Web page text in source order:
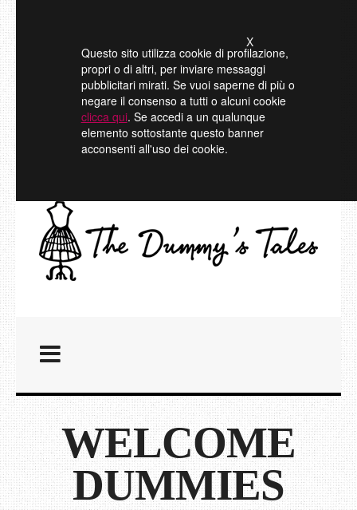
Questo sito utilizza cookie di profilazione,
propri o di altri, per inviare messaggi
pubblicitari mirati. Se vuoi saperne di più o
negare il consenso a tutti o alcuni cookie
clicca qui. Se accedi a un qualunque
elemento sottostante questo banner
acconsenti all'uso dei cookie.
X
WELCOME
DUMMIES